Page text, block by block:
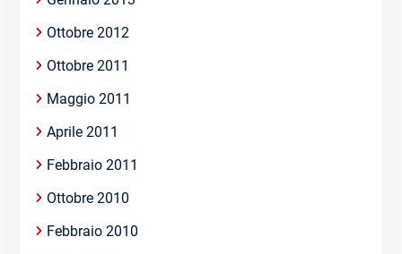
Ottobre 2012
Ottobre 2011
Maggio 2011
Aprile 2011
Febbraio 2011
Ottobre 2010
Febbraio 2010